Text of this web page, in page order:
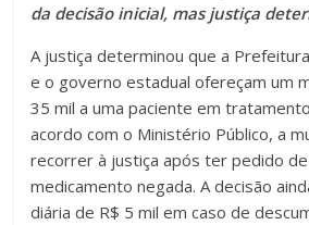
da decisão inicial, mas justiça
A justiça determinou que a
e o governo estadual ofereçam um
35 mil a uma paciente em
acordo com o Ministério Público, a
recorrer à justiça após ter pedido
medicamento negada. A decisão
diária de R$ 5 mil em caso de